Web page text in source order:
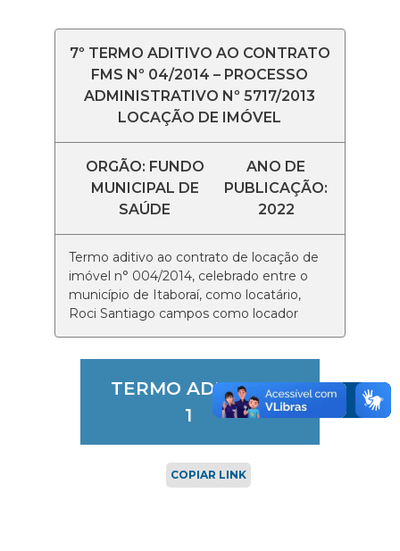
7º TERMO ADITIVO AO CONTRATO
FMS Nº 04/2014 – PROCESSO
ADMINISTRATIVO Nº 5717/2013
LOCAÇÃO DE IMÓVEL
ORGÃO: FUNDO
MUNICIPAL DE
SAÚDE
ANO DE
PUBLICAÇÃO:
2022
Termo aditivo ao contrato de locação de
imóvel n° 004/2014, celebrado entre o
município de Itaboraí, como locatário,
Roci Santiago campos como locador
TERMO ADITIVO
1
COPIAR LINK